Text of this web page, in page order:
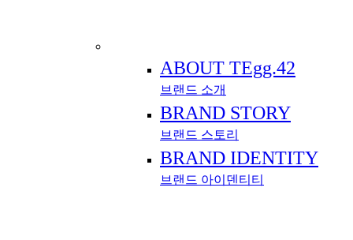
ABOUT TEgg.42
브랜드 소개
BRAND STORY
브랜드 스토리
BRAND IDENTITY
브랜드 아이덴티티